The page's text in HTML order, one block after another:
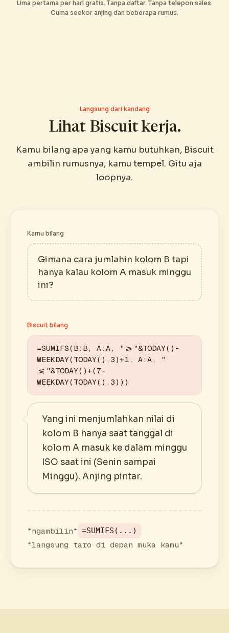
Lima pertama per hari gratis. Tanpa daftar. Tanpa telepon sales.
Cuma seekor anjing dan beberapa rumus.
Langsung dari kandang
Lihat Biscuit kerja.
Kamu bilang apa yang kamu butuhkan, Biscuit
ambilin rumusnya, kamu tempel. Gitu aja
loopnya.
Kamu bilang
Gimana cara jumlahin kolom B tapi
hanya kalau kolom A masuk minggu
ini?
Biscuit bilang
=SUMIFS(B:B, A:A, ">="&TODAY()-
WEEKDAY(TODAY(),3)+1, A:A, "
<="&TODAY()+(7-
WEEKDAY(TODAY(),3)))
Yang ini menjumlahkan nilai di
kolom B hanya saat tanggal di
kolom A masuk ke dalam minggu
ISO saat ini (Senin sampai
Minggu). Anjing pintar.
*ngambilin* =SUMIFS(...)
*langsung taro di depan muka kamu*